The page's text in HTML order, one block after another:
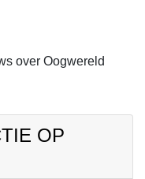
over Oogwereld
OP